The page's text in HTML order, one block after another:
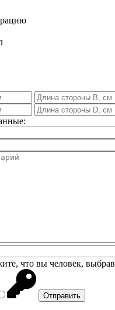
что вы человек, выбрав